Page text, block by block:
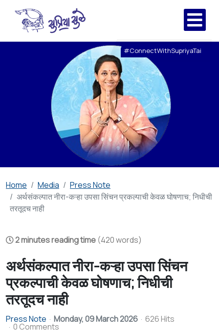
#ConnectWithSupriyaTai
Home Media
Press Note
अर्थसंकल्पात नीरा-कऱ्हा उपसा सिंचन प्रकल्पाची केवळ घोषणाच; निधीची
तरतूदच नाही
2 minutes reading time (420 words)
अर्थसंकल्पात नीरा-कऱ्हा उपसा सिंचन
प्रकल्पाची केवळ घोषणाच; निधीची
तरतूदच नाही
Press Note Monday, 09 March 2026 626 Hits
0 Comments